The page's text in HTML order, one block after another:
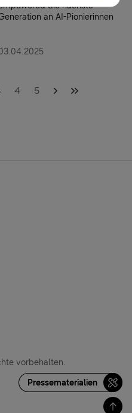
die nächste
an AI-Pionierinnen
4 5
Pressematerialien
vorbehalten.